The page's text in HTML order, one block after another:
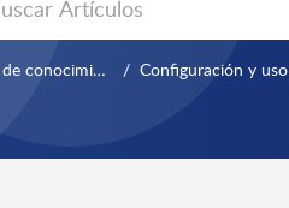
Base de conocimientos Configuración y uso diario